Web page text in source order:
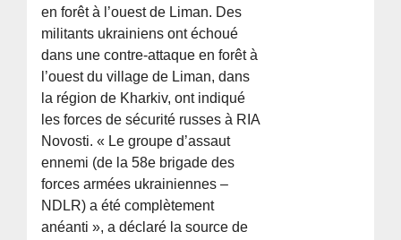
en forêt à l’ouest de Liman. Des
militants ukrainiens ont échoué
dans une contre-attaque en forêt à
l’ouest du village de Liman, dans
la région de Kharkiv, ont indiqué
les forces de sécurité russes à RIA
Novosti. « Le groupe d’assaut
ennemi (de la 58e brigade des
forces armées ukrainiennes –
NDLR) a été complètement
anéanti », a déclaré la source de